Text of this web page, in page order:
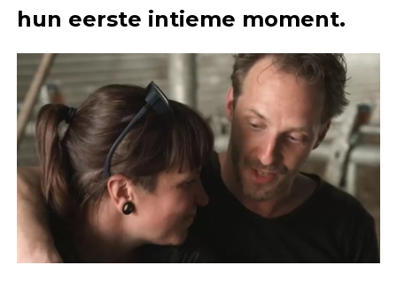
hun eerste intieme moment.